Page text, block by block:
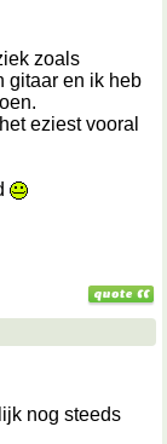
zoals
gitaar en ik heb
eziest vooral
nog steeds